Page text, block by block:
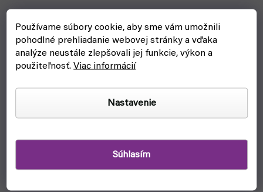
Používame súbory cookie, aby sme vám umožnili
pohodlné prehliadanie webovej stránky a vďaka
analýze neustále zlepšovali jej funkcie, výkon a
použiteľnosť.Viac informácií
Nastavenie
Súhlasím